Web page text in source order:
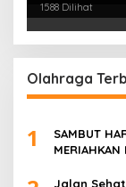
POLSEK SU
1588 Dilihat
Olahraga
1
SAMBUT
MERIAHKAN
Jalan